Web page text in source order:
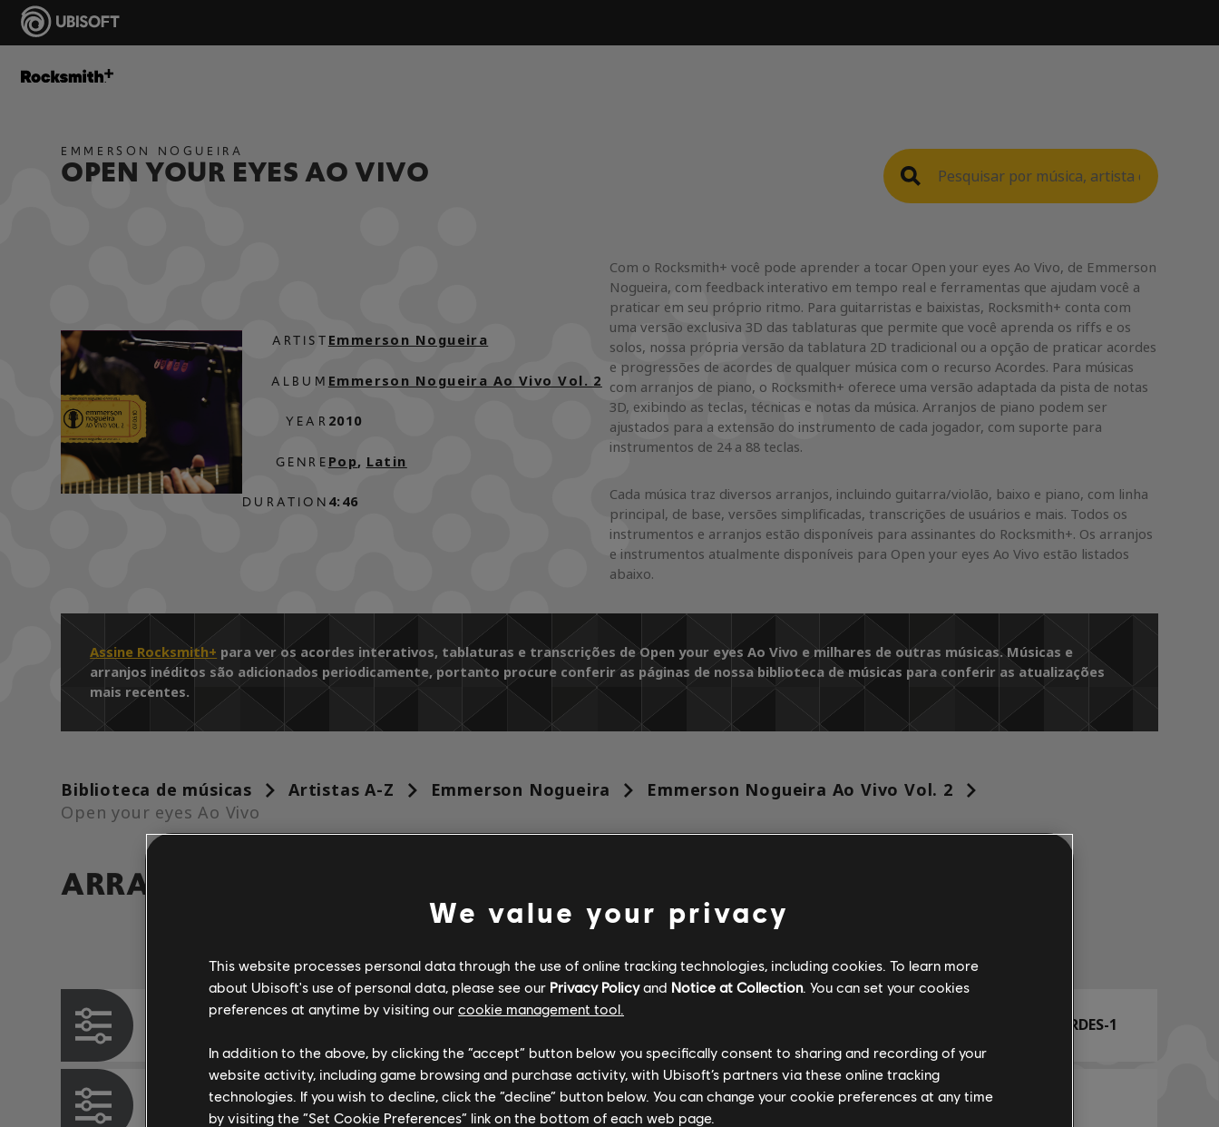
EMMERSON NOGUEIRA
OPEN YOUR EYES AO VIVO
ARTIST
ALBUM
YEAR
GENRE
DURATION
Emmerson Nogueira
Emmerson Nogueira Ao Vivo Vol. 2
2010
Pop, Latin
4:46
Com o Rocksmith+ você pode aprender a tocar Open your eyes Ao Vivo, de Emmerson
Nogueira, com feedback interativo em tempo real e ferramentas que ajudam você a
praticar em seu próprio ritmo. Para guitarristas e baixistas, Rocksmith+ conta com
uma versão exclusiva 3D das tablaturas que permite que você aprenda os riffs e os
solos, nossa própria versão da tablatura 2D tradicional ou a opção de praticar acordes
e progressões de acordes de qualquer música com o recurso Acordes. Para músicas
com arranjos de piano, o Rocksmith+ oferece uma versão adaptada da pista de notas
3D, exibindo as teclas, técnicas e notas da música. Arranjos de piano podem ser
ajustados para a extensão do instrumento de cada jogador, com suporte para
instrumentos de 24 a 88 teclas.
Cada música traz diversos arranjos, incluindo guitarra/violão, baixo e piano, com linha
principal, de base, versões simplificadas, transcrições de usuários e mais. Todos os
instrumentos e arranjos estão disponíveis para assinantes do Rocksmith+. Os arranjos
e instrumentos atualmente disponíveis para Open your eyes Ao Vivo estão listados
abaixo.
Assine Rocksmith+ para ver os acordes interativos, tablaturas e transcrições de Open your eyes Ao Vivo e milhares de outras músicas. Músicas e
arranjos inéditos são adicionados periodicamente, portanto procure conferir as páginas de nossa biblioteca de músicas para conferir as atualizações
mais recentes.
Biblioteca de músicas Artistas A-Z Emmerson Nogueira
Emmerson Nogueira Ao Vivo Vol. 2
Open your eyes Ao Vivo
ARRANJOS VERIFICADOS
Instrumento / Tipo de arr. Verificado Criador
QUADRO DE ACORDES-1
Baixo ARCHI
We value your privacy
This website processes personal data through the use of online tracking technologies, including cookies. To learn more
about Ubisoft's use of personal data, please see our Privacy Policyand Notice at Collection. You can set your cookies
preferences at anytime by visiting our cookie management tool.
In addition to the above, by clicking the “accept” button below you specifically consent to sharing and recording of your
website activity, including game browsing and purchase activity, with Ubisoft’s partners via these online tracking
technologies. If you wish to decline, click the “decline” button below. You can change your cookie preferences at any time
by visiting the “Set Cookie Preferences” link on the bottom of each web page.